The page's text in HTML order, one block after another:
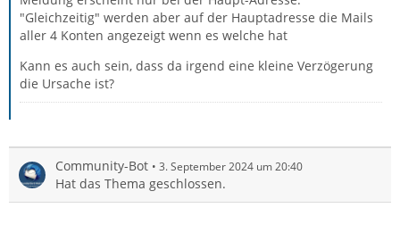
"Gleichzeitig" werden aber auf der Hauptadresse die Mails
aller 4 Konten angezeigt wenn es welche hat
Kann es auch sein, dass da irgend eine kleine Verzögerung
die Ursache ist?
Community-Bot 3. September 2024 um 20:40
Hat das Thema geschlossen.